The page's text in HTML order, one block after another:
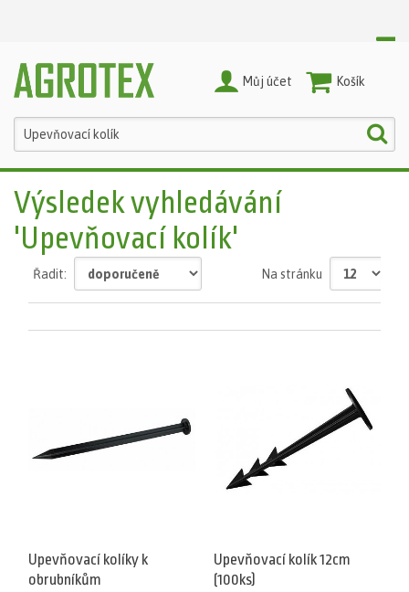
Nákupní Košík
Můj účet
Výsledek vyhledávání
'Upevňovací kolík'
Řadit: Na stránku
Upevňovací kolíky k
obrubníkům
Upevňovací kolík 12cm
(100ks)